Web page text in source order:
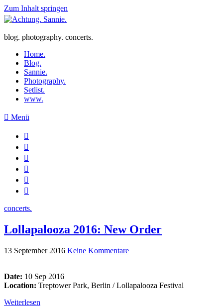
Zum Inhalt springen
blog. photography. concerts.
Home.
Blog.
Sannie.
Photography.
Setlist.
www.
Menü
concerts.
Lollapalooza 2016: New Order
13 September 2016 Keine Kommentare
Date: 10 Sep 2016
Location: Treptower Park, Berlin / Lollapalooza Festival
Weiterlesen